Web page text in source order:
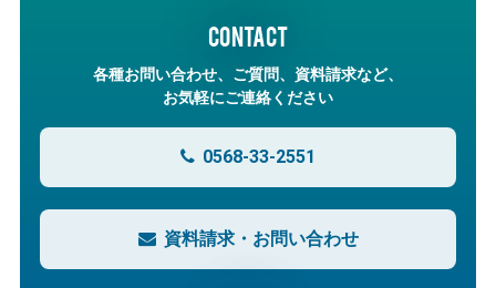
CONTACT
各種お問い合わせ、ご質問、資料請求など、
お気軽にご連絡ください
0568-33-2551
資料請求・お問い合わせ